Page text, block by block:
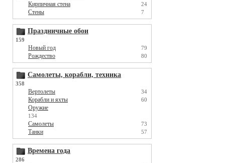
Кирпичная стена 24
Стены 7
Праздничные обои
159
Новый год 79
Рождество 80
Самолеты, корабли, техника
358
Вертолеты 34
Корабли и яхты 60
Оружие
134
Самолеты 73
Танки 57
Времена года
286